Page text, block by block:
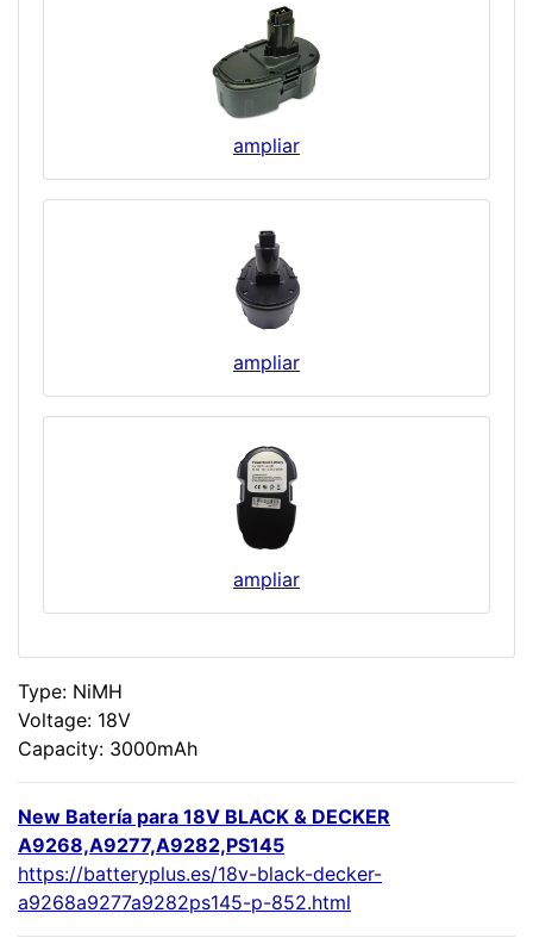
ampliar
ampliar
ampliar
Type: NiMH
Voltage: 18V
Capacity: 3000mAh
New Batería para 18V BLACK & DECKER
A9268,A9277,A9282,PS145
https://batteryplus.es/18v-black-decker-
a9268a9277a9282ps145-p-852.html